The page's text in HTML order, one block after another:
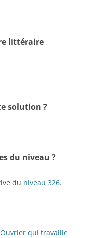
littéraire
solution ?
du niveau ?
du niveau 326.
Ouvrier qui travaille